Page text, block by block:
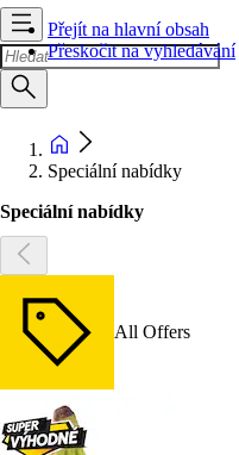
Přejít na hlavní obsah
Přeskočit na vyhledávání
Speciální nabídky
Speciální nabídky
All Offers